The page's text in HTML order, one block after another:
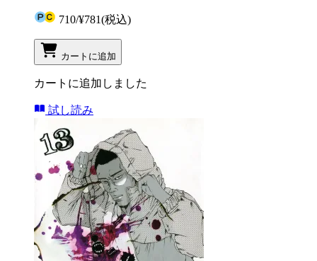
710/¥781(税込)
カートに追加
カートに追加しました
試し読み